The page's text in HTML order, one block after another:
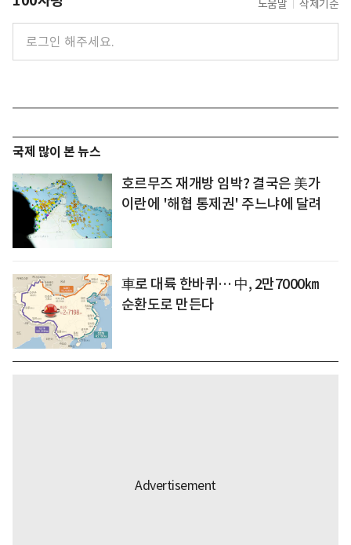
도움말 삭제기준
국제 많이 본 뉴스
호르무즈 재개방 임박? 결국은 美가
이란에 '해협 통제권' 주느냐에 달려
車로 대륙 한바퀴… 中, 2만7000㎞
순환도로 만든다